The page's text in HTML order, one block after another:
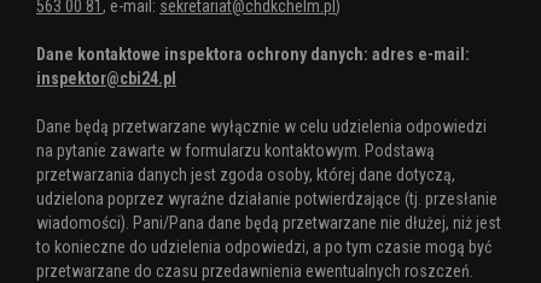
563 00 81 , e-mail: sekretariat@chdkchelm.pl )
Dane kontaktowe inspektora ochrony danych: adres e-mail:
inspektor@cbi24.pl
Dane będą przetwarzane wyłącznie w celu udzielenia odpowiedzi
na pytanie zawarte w formularzu kontaktowym. Podstawą
przetwarzania danych jest zgoda osoby, której dane dotyczą,
udzielona poprzez wyraźne działanie potwierdzające (tj. przesłanie
wiadomości). Pani/Pana dane będą przetwarzane nie dłużej, niż jest
to konieczne do udzielenia odpowiedzi, a po tym czasie mogą być
przetwarzane do czasu przedawnienia ewentualnych roszczeń.